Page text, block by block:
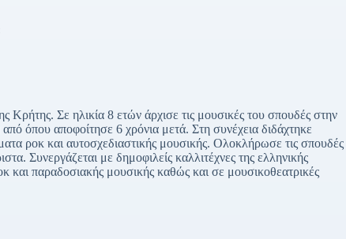
Σε ηλικία 8 ετών άρχισε τις μουσικές του σπουδές στην
όπου αποφοίτησε 6 χρόνια μετά. Στη συνέχεια διδάχτηκε
ροκ και αυτοσχεδιαστικής μουσικής. Ολοκλήρωσε τις σπουδές
Συνεργάζεται με δημοφιλείς καλλιτέχνες της ελληνικής
και παραδοσιακής μουσικής καθώς και σε μουσικοθεατρικές